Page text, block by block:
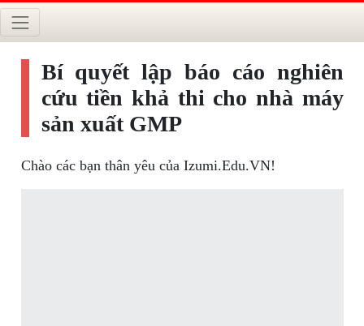
Bí quyết lập báo cáo nghiên
cứu tiền khả thi cho nhà máy
sản xuất GMP
Chào các bạn thân yêu của Izumi.Edu.VN!